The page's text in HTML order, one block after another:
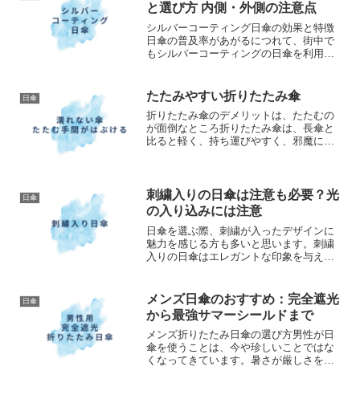
と選び方 内側・外側の注意点
シルバーコーティング日傘の効果と特徴
日傘の普及率があがるにつれて、街中で
もシルバーコーティングの日傘を利用さ
どのような特徴があるのでしょうか。選
ぶ際のポイントとして、こ...
日傘 たたみやすい折りたたみ傘
折りたたみ傘のデメリットは、たたむの
が面倒なところ折りたたみ傘は、長傘と
比ると軽く、持ち運びやすく、邪魔にな
りする方は多いでしょう。...
日傘
刺繍入りの日傘は注意も必要？光
の入り込みには注意
日傘を選ぶ際、刺繍が入ったデザインに
魅力を感じる方も多いと思います。刺繍
入りの日傘はエレガントな印象を与え、
意が必要です。刺繍は日傘の生地にステ
ッチが施されているため、...
日傘
メンズ日傘のおすすめ：完全遮光
から最強サマーシールドまで
メンズ折りたたみ日傘の選び方男性が日
傘を使うことは、今や珍しいことではな
くなってきています。暑さが厳しさを増